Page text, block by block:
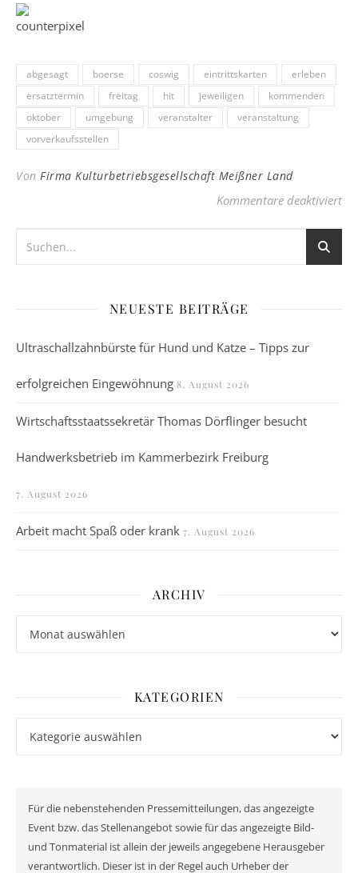
abgesagt boerse coswig eintrittskarten
erleben
ersatztermin
freitag hit jeweiligen
kommenden
oktober
umgebung veranstalter
veranstaltung
vorverkaufsstellen
Von Firma Kulturbetriebsgesellschaft Meißner Land
Kommentare deaktiviertfür
NEUESTE BEITRÄGE
Ultraschallzahnbürste für Hund und Katze – Tipps zur
erfolgreichen Eingewöhnung 8. August 2026
Wirtschaftsstaatssekretär Thomas Dörflinger besucht
Handwerksbetrieb im Kammerbezirk Freiburg
7. August 2026
Arbeit macht Spaß oder krank 7. August 2026
ARCHIV
KATEGORIEN
Für die nebenstehenden Pressemitteilungen, das angezeigte
Event bzw. das Stellenangebot sowie für das angezeigte Bild-
und Tonmaterial ist allein der jeweils angegebene Herausgeber
verantwortlich. Dieser ist in der Regel auch Urheber der